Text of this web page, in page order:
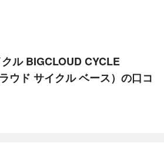
ル BIGCLOUD CYCLE
ウド サイクル ベース）の口コ